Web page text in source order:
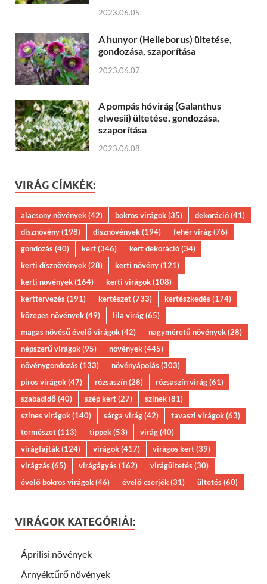
2023.06.05.
A hunyor (Helleborus) ültetése,
gondozása, szaporítása
2023.06.07.
A pompás hóvirág (Galanthus
elwesii) ültetése, gondozása,
szaporítása
2023.06.08.
VIRÁG CÍMKÉK:
alacsony növények(42) bokros virágok(35) dekoráció(41)
dísznövény(198) dísznövények(194) fehér virág(76)
gondozás(40) kert(346) kert dekoráció(34)
kerti dísznövények(28) kerti növény(121)
kerti növények(164) kerti virágok(108)
kerttervezés(191) kertészet(733) kertészkedés(174)
közepes növények(49) lila virág(65)
magas növésű évelő virágok(42) nagyméretű növények(28)
népszerű virágok(95) növények(445)
növénygondozás(133) növényápolás(303)
piros virágok(47) rózsaszín(28) rózsaszín virág(61)
szabadidő(40) szép kert(27) színek(81)
színes virágok(140) sárga virág(42) tavaszi virágok(63)
természet(113) tippek(53) virág(40)
virágfajták(124) virágok(417) virágos kert(39)
virágzás(65) virágágyás(162) virágültetés(30)
évelő bokros virágok(46) évelő cserjék(31) ültetés(60)
VIRÁGOK KATEGÓRIÁI:
Áprilisi növények
Árnyéktűrő növények